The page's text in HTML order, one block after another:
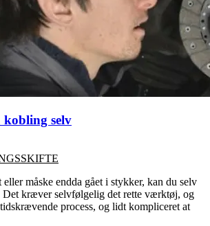
kobling selv
måske endda gået i stykker, kan du selv
Det kræver selvfølgelig det rette værktøj, og
process, og lidt kompliceret at